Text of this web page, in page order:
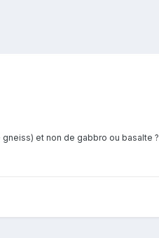
et non de gabbro ou basalte ?